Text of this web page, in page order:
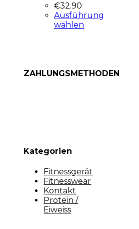
€32.90
Ausführung
wählen
ZAHLUNGSMETHODEN
Kategorien
Fitnessgerät
Fitnesswear
Kontakt
Protein /
Eiweiss